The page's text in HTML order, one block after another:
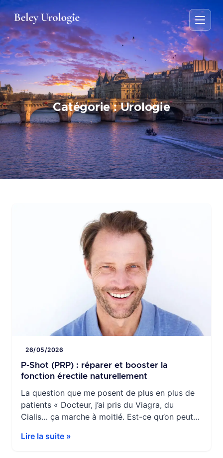
Catégorie :Urologie
26/05/2026
P-Shot (PRP) : réparer et booster la
fonction érectile naturellement
La question que me posent de plus en plus de
patients « Docteur, j’ai pris du Viagra, du
Cialis… ça marche à moitié. Est-ce qu’on peut
C’est une question que j’entends de plus en plus
Lire la suite »